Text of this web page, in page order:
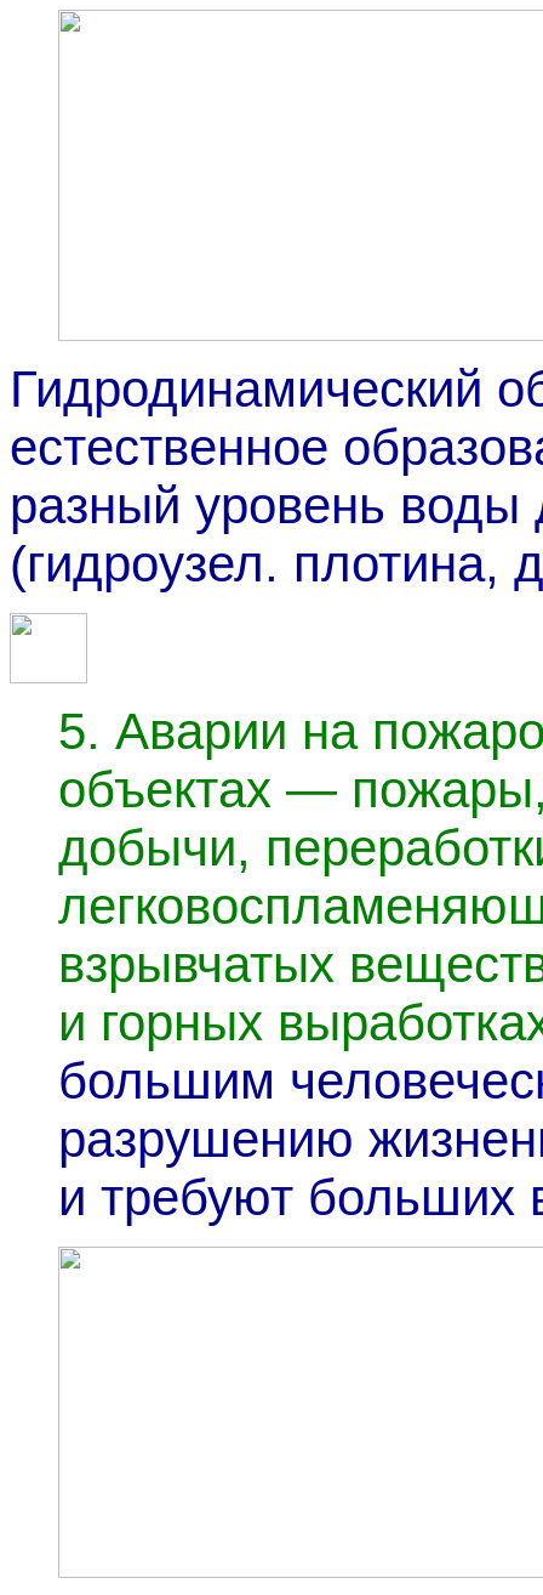
Гидродинамический
естественное
разный уровень воды
(гидроузел. плотина,
5. Аварии на
объектах —
добычи,
взрывчатых
и горных
большим
разрушению
и требуют больших